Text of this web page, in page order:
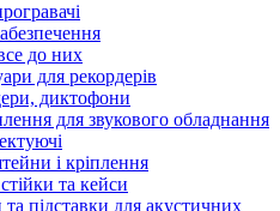
до них
для рекордерів
диктофони
для звукового обладнання
і кріплення
та кейси
та підставки для акустичних